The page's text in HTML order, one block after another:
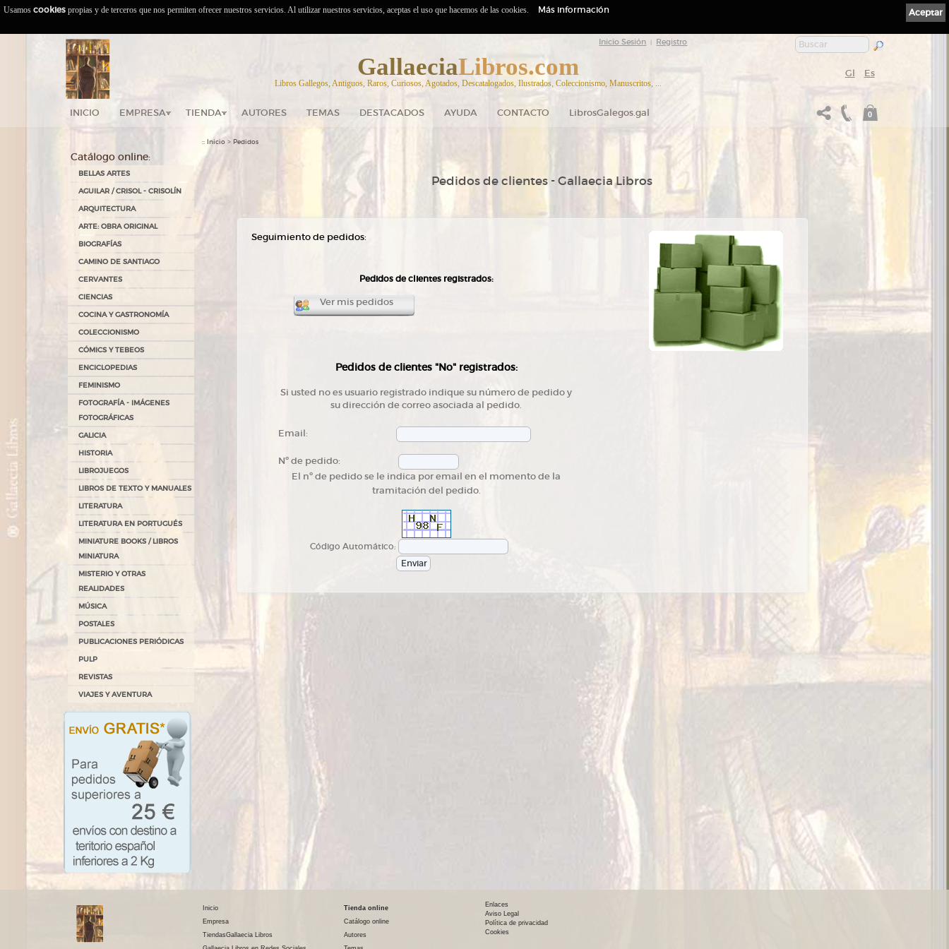
Inicio Sesión Registro
GallaeciaLibros.com
Libros Gallegos, Antiguos, Raros, Curiosos, Agotados, Descatalogados, Ilustrados, Coleccionismo, Manuscritos, ...
Gl Es
INICIO EMPRESA TIENDA AUTORES TEMAS DESTACADOS AYUDA CONTACTO LibrosGalegos.gal 0
Catálogo online:
BELLAS ARTES
AGUILAR / CRISOL - CRISOLÍN
ARQUITECTURA
ARTE: OBRA ORIGINAL
BIOGRAFÍAS
CAMINO DE SANTIAGO
CERVANTES
CIENCIAS
COCINA Y GASTRONOMÍA
COLECCIONISMO
CÓMICS Y TEBEOS
ENCICLOPEDIAS
FEMINISMO
FOTOGRAFÍA - IMÁGENES
FOTOGRÁFICAS
GALICIA
HISTORIA
LIBROJUEGOS
LIBROS DE TEXTO Y MANUALES
LITERATURA
LITERATURA EN PORTUGUÉS
MINIATURE BOOKS / LIBROS
MINIATURA
MISTERIO Y OTRAS
REALIDADES
MÚSICA
POSTALES
PUBLICACIONES PERIÓDICAS
PULP
REVISTAS
VIAJES Y AVENTURA
:: Inicio > Pedidos
Pedidos de clientes - Gallaecia Libros
Seguimiento de pedidos:
Pedidos de clientes registrados:
Ver mis pedidos
Pedidos de clientes "No" registrados:
Si usted no es usuario registrado indique su número de pedido y
su dirección de correo asociada al pedido.
Email:
Nº de pedido:
El nº de pedido se le indica por email en el momento de la
tramitación del pedido.
Código Automático:
Inicio
Empresa
TiendasGallaecia Libros
Tienda online
Catálogo online
Autores
Enlaces
Aviso Legal
Política de privacidad
Cookies
Aceptar
Usamos cookies propias y de terceros que nos permiten ofrecer nuestros servicios. Al utilizar nuestros servicios, aceptas el uso que hacemos de las cookies. Más información